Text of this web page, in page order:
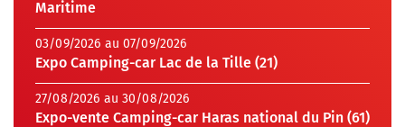
Maritime
03/09/2026 au 07/09/2026
Expo Camping-car Lac de la Tille (21)
27/08/2026 au 30/08/2026
Expo-vente Camping-car Haras national du Pin (61)